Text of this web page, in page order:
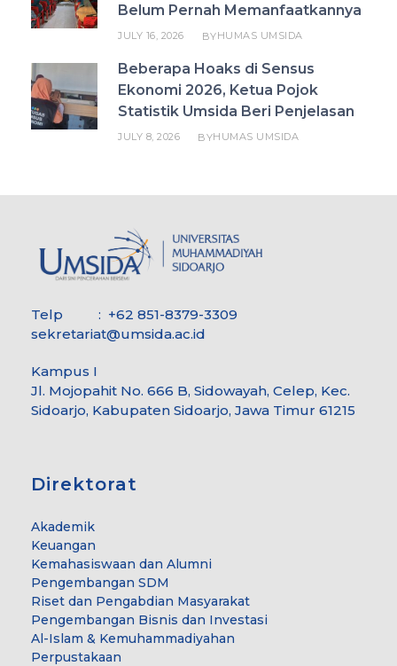
Belum Pernah Memanfaatkannya
JULY 16, 2026 BYHUMAS UMSIDA
Beberapa Hoaks di Sensus
Ekonomi 2026, Ketua Pojok
Statistik Umsida Beri Penjelasan
JULY 8, 2026 BYHUMAS UMSIDA
Telp : +62 851-8379-3309
sekretariat@umsida.ac.id
Kampus I
Jl. Mojopahit No. 666 B, Sidowayah, Celep, Kec.
Sidoarjo, Kabupaten Sidoarjo, Jawa Timur 61215
Direktorat
Akademik
Keuangan
Kemahasiswaan dan Alumni
Pengembangan SDM
Riset dan Pengabdian Masyarakat
Pengembangan Bisnis dan Investasi
Al-Islam & Kemuhammadiyahan
Perpustakaan